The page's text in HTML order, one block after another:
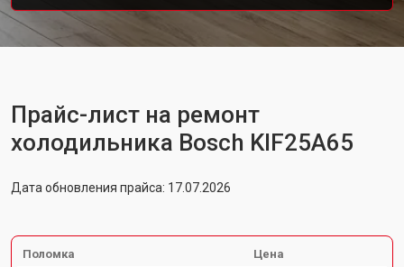
Прайс-лист на ремонт
холодильника Bosch KIF25A65
Дата обновления прайса: 17.07.2026
Поломка Цена